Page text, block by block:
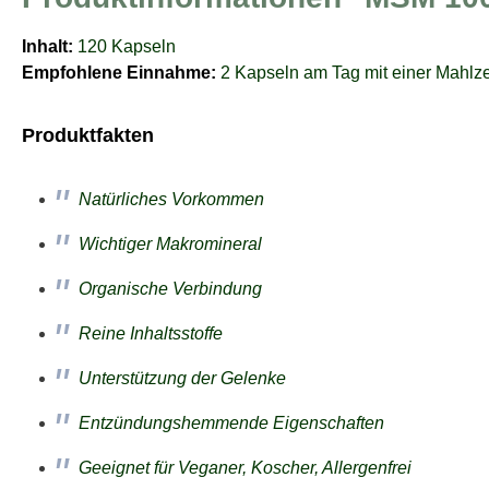
Inhalt: 120 Kapseln
Empfohlene Einnahme: 2 Kapseln am Tag mit einer
Produktfakten
Natürliches Vorkommen
Wichtiger Makromineral
Organische Verbindung
Reine Inhaltsstoffe
Unterstützung der Gelenke
Entzündungshemmende Eigenschaften
Geeignet für Veganer, Koscher, Allergenfrei